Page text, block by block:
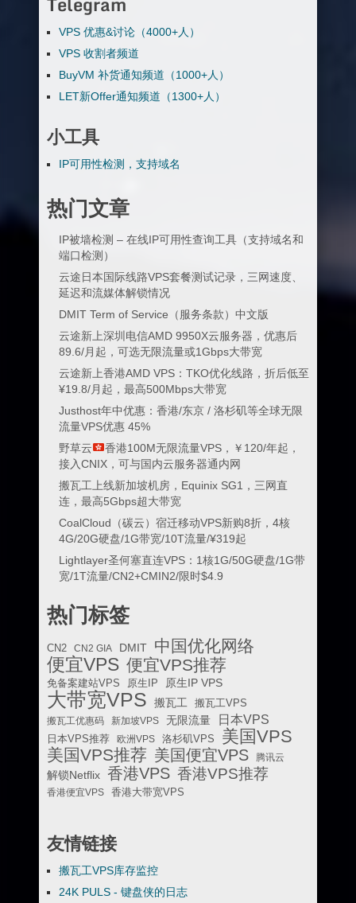
VPS 优惠&讨论（4000+人）
VPS 收割者频道
BuyVM 补货通知频道（1000+人）
LET新Offer通知频道（1300+人）
小工具
IP可用性检测，支持域名
热门文章
IP被墙检测 – 在线IP可用性查询工具（支持域名和
端口检测）
云途日本国际线路VPS套餐测试记录，三网速度、
延迟和流媒体解锁情况
DMIT Term of Service（服务条款）中文版
云途新上深圳电信AMD 9950X云服务器，优惠后
89.6/月起，可选无限流量或1Gbps大带宽
云途新上香港AMD VPS：TKO优化线路，折后低至
¥19.8/月起，最高500Mbps大带宽
Justhost年中优惠：香港/东京 / 洛杉矶等全球无限
流量VPS优惠 45%
野草云
香港100M无限流量VPS，￥120/年起，
接入CNIX，可与国内云服务器通内网
搬瓦工上线新加坡机房，Equinix SG1，三网直
连，最高5Gbps超大带宽
CoalCloud（碳云）宿迁移动VPS新购8折，4核
4G/20G硬盘/1G带宽/10T流量/¥319起
Lightlayer圣何塞直连VPS：1核1G/50G硬盘/1G带
宽/1T流量/CN2+CMIN2/限时$4.9
热门标签
CN2 CN2 GIA DMIT 中国优化网络
便宜VPS 便宜VPS推荐
免备案建站VPS 原生IP 原生IP VPS
大带宽VPS 搬瓦工
搬瓦工VPS
搬瓦工优惠码
新加坡VPS 无限流量 日本VPS
日本VPS推荐 欧洲VPS 洛杉矶VPS 美国VPS
美国VPS推荐 美国便宜VPS 腾讯云
解锁Netflix 香港VPS 香港VPS推荐
香港便宜VPS 香港大带宽VPS
友情链接
搬瓦工VPS库存监控
24K PULS - 键盘侠的日志